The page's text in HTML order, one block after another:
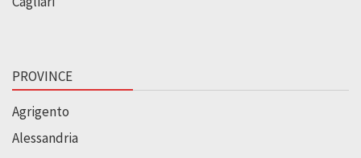
PROVINCE
Agrigento
Alessandria